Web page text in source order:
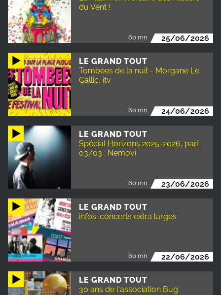
du Vent !
60 mn 25/06/2026
LE GRAND TOUT
Tombées de la nuit - Morgane Le
Gallic, itv
60 mn 24/06/2026
LE GRAND TOUT
Spécial Horizons 2025-2026, part
03/03 : Nemovi
60 mn 23/06/2026
LE GRAND TOUT
infos-concerts extra larges
60 mn 22/06/2026
LE GRAND TOUT
30 ans de l'association Bug